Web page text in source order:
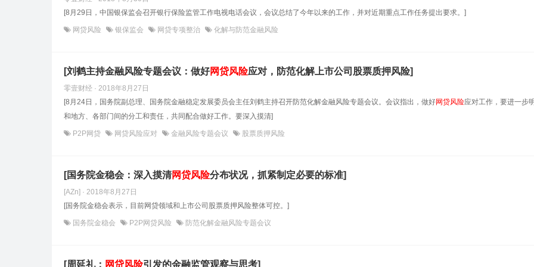
[8月29日，中国银保监会召开银行保险监管工作电视电话会议，会议总结了今年以来的工作，并对近期重点工作任务提出要求。]
网贷风险 银保监会 网贷专项整治 化解与防范金融风险
[刘鹤主持金融风险专题会议：做好网贷风险应对，防范化解上市公司股票质押风险]
零壹财经 · 2018年8月27日
[8月24日，国务院副总理、国务院金融稳定发展委员会主任刘鹤主持召开防范化解金融风险专题会议。会议指出，做好网贷风险应对工作，要进一步
和地方、各部门间的分工和责任，共同配合做好工作。要深入摸清]
P2P网贷 网贷风险应对 金融风险专题会议 股票质押风险
[国务院金稳会：深入摸清网贷风险分布状况，抓紧制定必要的标准]
[AZn] · 2018年8月27日
[国务院金稳会表示，目前网贷领域和上市公司股票质押风险整体可控。]
国务院金稳会 P2P网贷风险 防范化解金融风险专题会议
[周延礼： 网贷风险引发的金融监管观察与思考]